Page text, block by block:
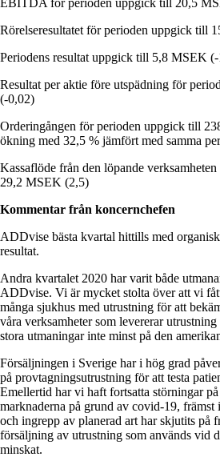
Rörelseresultatet för perioden uppgick till
Periodens resultat uppgick till 5,8 MSEK
Resultat per aktie före utspädning för
(-0,02)
Orderingången för perioden uppgick till
ökning med 32,5 % jämfört med samma
Kassaflöde från den löpande
29,2 MSEK (2,5)
Kommentar från koncernchefen
ADDvise bästa kvartal hittills med
resultat.
Andra kvartalet 2020 har varit både
ADDvise. Vi är mycket stolta över att vi
många sjukhus med utrustning för att
våra verksamheter som levererar
stora utmaningar inte minst på den
Försäljningen i Sverige har i hög grad
på provtagningsutrustning för att testa
Emellertid har vi haft fortsatta störningar
marknaderna på grund av covid-19,
och ingrepp av planerad art har skjutits på
försäljning av utrustning som används vid
minskat.